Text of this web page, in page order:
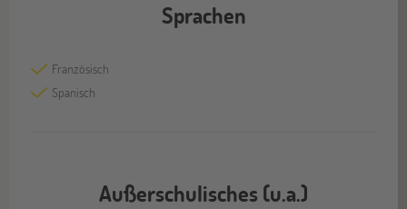
Sprachen
Französisch
Spanisch
Außerschulisches (u.a.)